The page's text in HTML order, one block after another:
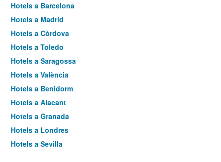
Hotels a Barcelona
Hotels a Madrid
Hotels a Còrdova
Hotels a Toledo
Hotels a Saragossa
Hotels a València
Hotels a Benidorm
Hotels a Alacant
Hotels a Granada
Hotels a Londres
Hotels a Sevilla